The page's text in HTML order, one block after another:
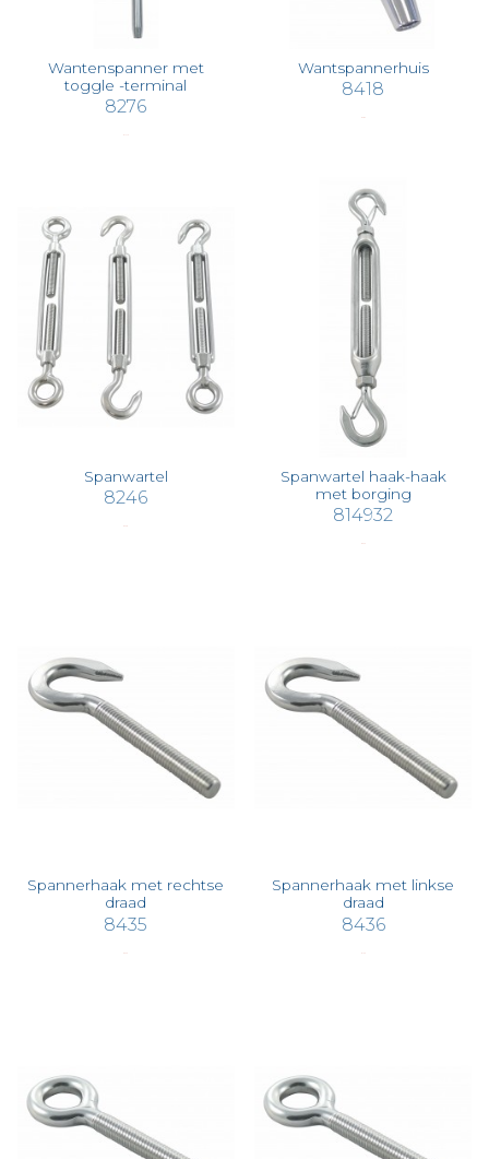
Wantenspanner met
toggle -terminal
8276
Wantspannerhuis
8418
Spanwartel
8246
Spanwartel haak-haak
met borging
814932
Spannerhaak met rechtse
draad
8435
Spannerhaak met linkse
draad
8436